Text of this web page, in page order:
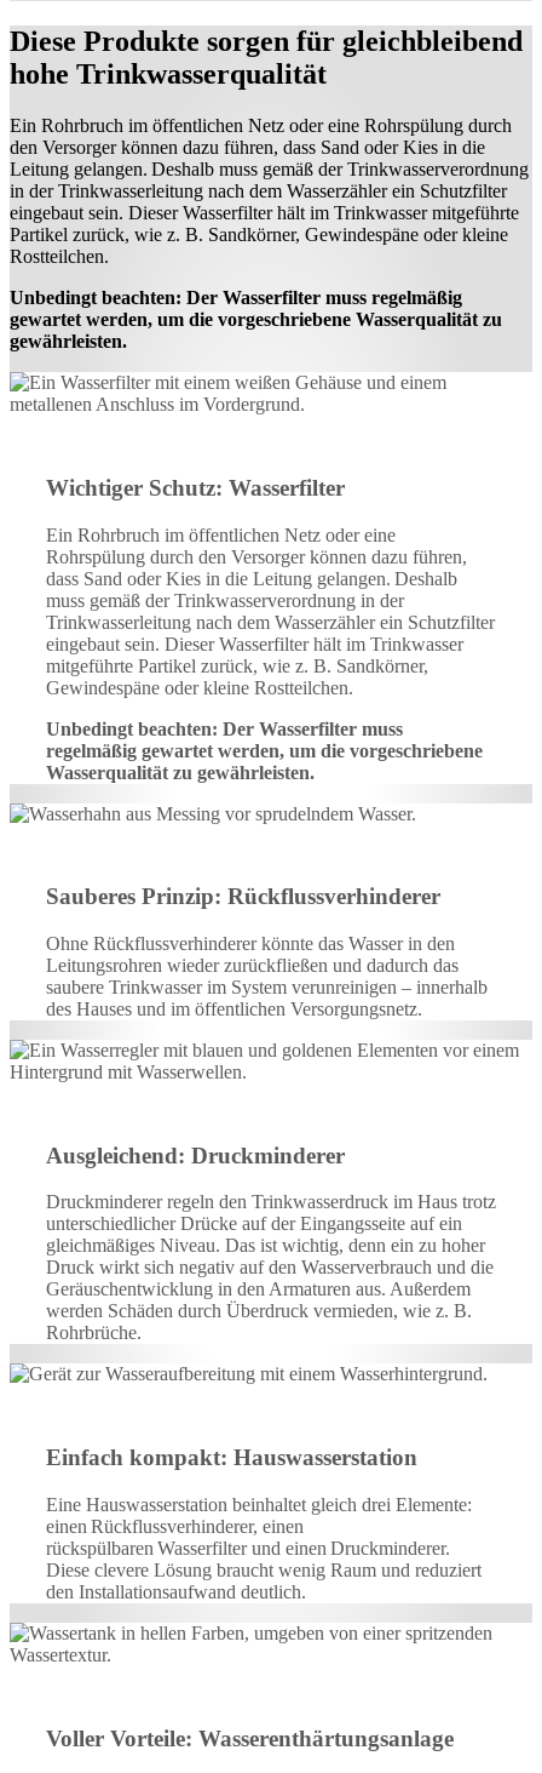
Diese Produkte sorgen für gleichbleibend
hohe Trinkwasserqualität
Ein Rohrbruch im öffentlichen Netz oder eine Rohrspülung durch
den Versorger können dazu führen, dass Sand oder Kies in die
Leitung gelangen. Deshalb muss gemäß der Trinkwasserverordnung
in der Trinkwasserleitung nach dem Wasserzähler ein Schutzfilter
eingebaut sein. Dieser Wasserfilter hält im Trinkwasser mitgeführte
Partikel zurück, wie z. B. Sandkörner, Gewindespäne oder kleine
Rostteilchen.
Unbedingt beachten: Der Wasserfilter muss regelmäßig
gewartet werden, um die vorgeschriebene Wasserqualität zu
gewährleisten.
Wichtiger Schutz: Wasserfilter
Ein Rohrbruch im öffentlichen Netz oder eine
Rohrspülung durch den Versorger können dazu führen,
dass Sand oder Kies in die Leitung gelangen. Deshalb
muss gemäß der Trinkwasserverordnung in der
Trinkwasserleitung nach dem Wasserzähler ein Schutzfilter
eingebaut sein. Dieser Wasserfilter hält im Trinkwasser
mitgeführte Partikel zurück, wie z. B. Sandkörner,
Gewindespäne oder kleine Rostteilchen.
Unbedingt beachten: Der Wasserfilter muss
regelmäßig gewartet werden, um die vorgeschriebene
Wasserqualität zu gewährleisten.
Sauberes Prinzip: Rückflussverhinderer
Ohne Rückflussverhinderer könnte das Wasser in den
Leitungsrohren wieder zurückfließen und dadurch das
saubere Trinkwasser im System verunreinigen – innerhalb
des Hauses und im öffentlichen Versorgungsnetz.
Ausgleichend: Druckminderer
Druckminderer regeln den Trinkwasserdruck im Haus trotz
unterschiedlicher Drücke auf der Eingangsseite auf ein
gleichmäßiges Niveau. Das ist wichtig, denn ein zu hoher
Druck wirkt sich negativ auf den Wasserverbrauch und die
Geräuschentwicklung in den Armaturen aus. Außerdem
werden Schäden durch Überdruck vermieden, wie z. B.
Rohrbrüche.
Einfach kompakt: Hauswasserstation
Eine Hauswasserstation beinhaltet gleich drei Elemente:
einen Rückflussverhinderer, einen
rückspülbaren Wasserfilter und einen Druckminderer.
Diese clevere Lösung braucht wenig Raum und reduziert
den Installationsaufwand deutlich.
Voller Vorteile: Wasserenthärtungsanlage